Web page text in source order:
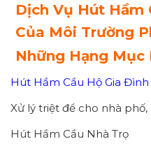
Dịch Vụ Hút Hầm
Của Môi Trường
Những Hạng Mục
Hút Hầm Cầu Hộ Gia Đình
Xử lý triệt để cho nhà
Hút Hầm Cầu Nhà Trọ